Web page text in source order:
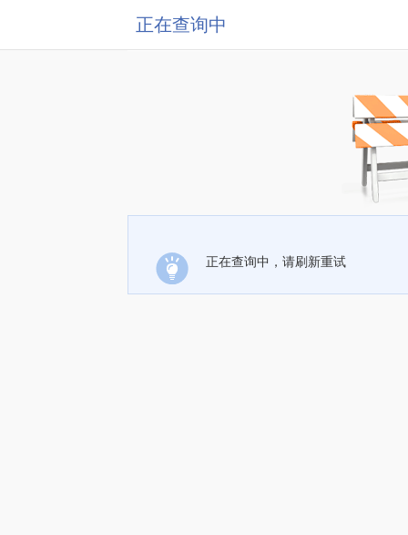
正在查询中
正在查询中，请刷新重试